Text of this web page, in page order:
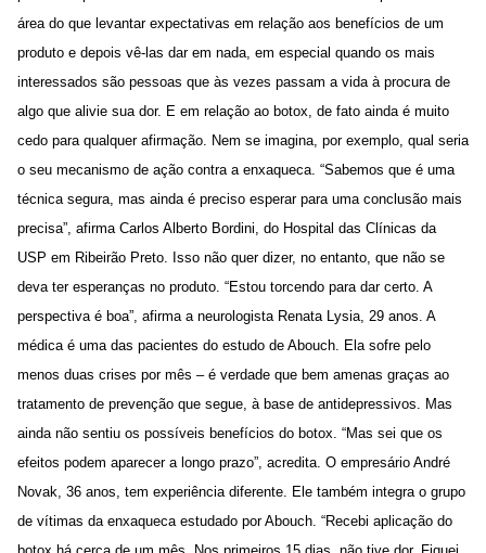
área do que levantar expectativas em relação aos benefícios de um
produto e depois vê-las dar em nada, em especial quando os mais
interessados são pessoas que às vezes passam a vida à procura de
algo que alivie sua dor. E em relação ao botox, de fato ainda é muito
cedo para qualquer afirmação. Nem se imagina, por exemplo, qual seria
o seu mecanismo de ação contra a enxaqueca. “Sabemos que é uma
técnica segura, mas ainda é preciso esperar para uma conclusão mais
precisa”, afirma Carlos Alberto Bordini, do Hospital das Clínicas da
USP em Ribeirão Preto. Isso não quer dizer, no entanto, que não se
deva ter esperanças no produto. “Estou torcendo para dar certo. A
perspectiva é boa”, afirma a neurologista Renata Lysia, 29 anos. A
médica é uma das pacientes do estudo de Abouch. Ela sofre pelo
menos duas crises por mês – é verdade que bem amenas graças ao
tratamento de prevenção que segue, à base de antidepressivos. Mas
ainda não sentiu os possíveis benefícios do botox. “Mas sei que os
efeitos podem aparecer a longo prazo”, acredita. O empresário André
Novak, 36 anos, tem experiência diferente. Ele também integra o grupo
de vítimas da enxaqueca estudado por Abouch. “Recebi aplicação do